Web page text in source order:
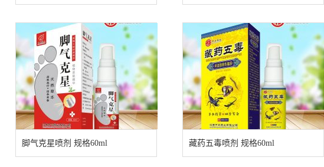
脚气克星喷剂 规格60ml 藏药五毒喷剂 规格60ml